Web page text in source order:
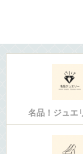
名品！ジュエ